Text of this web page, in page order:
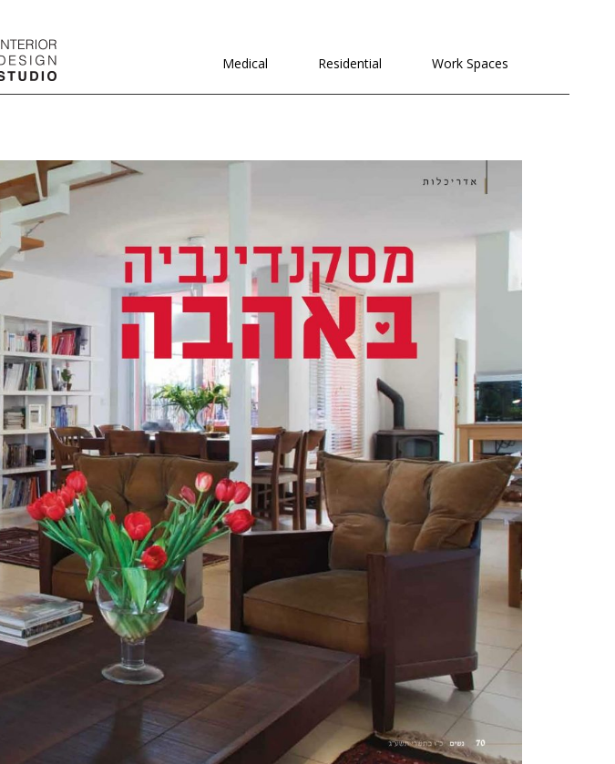
Work Spaces
Residential
Medical